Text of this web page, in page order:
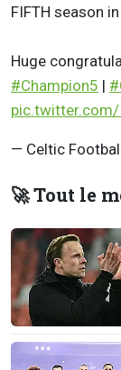
FIFTH season
Huge
#Champion5 |
pic.twitter.com/
— Celtic
🚀 Tout le